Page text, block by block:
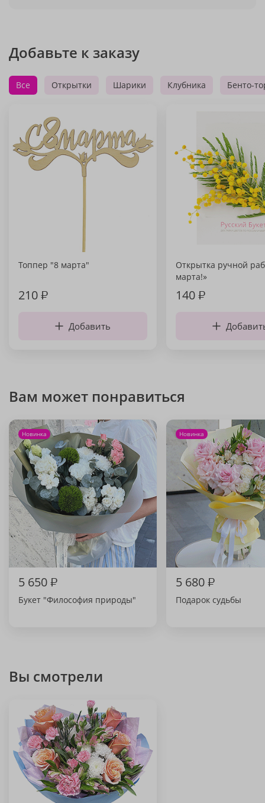
Добавьте к заказу
Все Открытки Шарики Клубника Бенто-
Топпер "8 марта"
210₽
Добавить
Открытка ручной
марта!»
140₽
Вам может понравиться
Новинка
5 650₽
Букет "Философия природы"
Новинка
5 680₽
Подарок судьбы
Вы смотрели